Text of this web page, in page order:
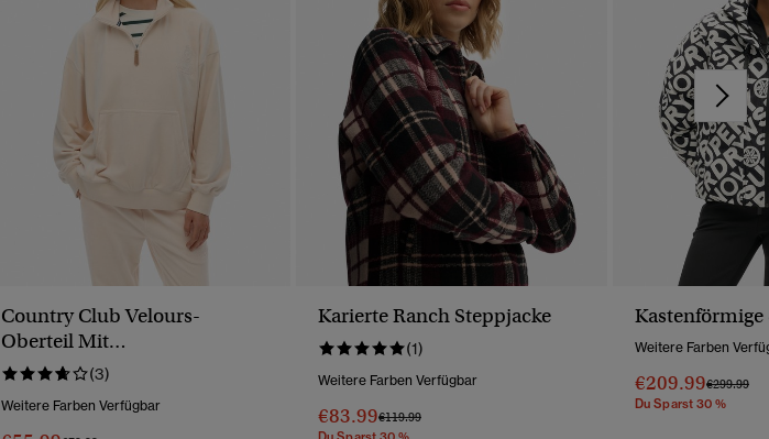
Country Club Velours-
Oberteil Mit
Viertelreißverschluss
(3)
Weitere Farben Verfügbar
Karierte Ranch Steppjacke
(1)
Weitere Farben Verfügbar
€83.99Preis Wurde Reduziert Von
€119.99Bis
Kastenförmige
Weitere Farben
€209.99Preis
€299.99Bis
Du Sparst 30 %